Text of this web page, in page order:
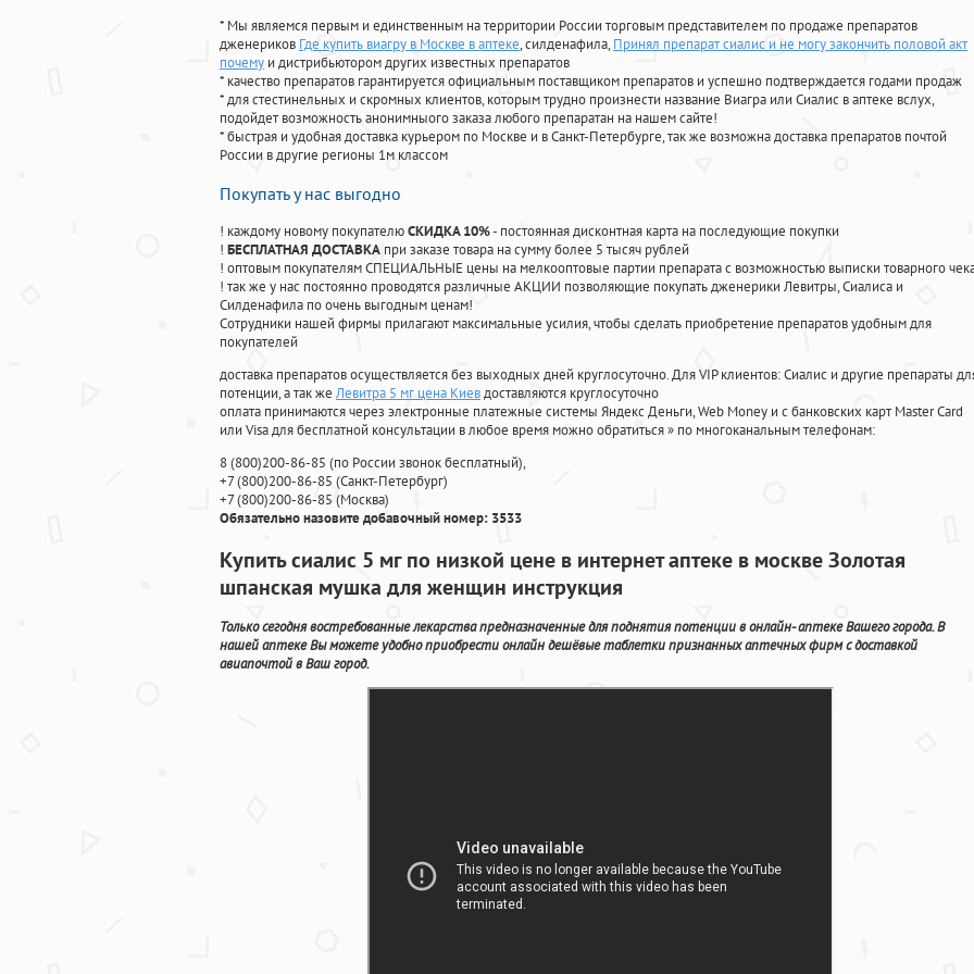
* Мы являемся первым и единственным на территории России торговым представителем по продаже препаратов
дженериков Где купить виагру в Москве в аптеке, силденафила, Принял препарат сиалис и не могу закончить половой акт
почему и дистрибьютором других известных препаратов
* качество препаратов гарантируется официальным поставщиком препаратов и успешно подтверждается годами продаж
* для стестинельных и скромных клиентов, которым трудно произнести название Виагра или Сиалис в аптеке вслух,
подойдет возможность анонимныого заказа любого препаратан на нашем сайте!
* быстрая и удобная доставка курьером по Москве и в Санкт-Петербурге, так же возможна доставка препаратов почтой
России в другие регионы 1м классом
Покупать у нас выгодно
! каждому новому покупателюСКИДКА 10%- постоянная дисконтная карта на последующие покупки
! БЕСПЛАТНАЯ ДОСТАВКА при заказе товара на сумму более 5 тысяч рублей
! оптовым покупателям СПЕЦИАЛЬНЫЕ цены на мелкооптовые партии препарата с возможностью выписки товарного
! так же у нас постоянно проводятся различные АКЦИИ позволяющие покупать дженерики Левитры, Сиалиса и
Силденафила по очень выгодным ценам!
Cотрудники нашей фирмы прилагают максимальные усилия, чтобы сделать приобретение препаратов удобным для
покупателей
доставка препаратов осуществляется без выходных дней круглосуточно. Для VIP клиентов: Сиалис и другие препараты
потенции, а так же Левитра 5 мг цена Киевдоставляются круглосуточно
оплата принимаются через электронные платежные системы Яндекс Деньги, Web Money и с банковских карт Master Card
или Visa для бесплатной консультации в любое время можно обратиться» по многоканальным телефонам:
8(800)200-86-85 (по России звонок бесплатный),
+7(800)200-86-85 (Санкт-Петербург)
+7(800)200-86-85 (Москва)
Обязательно назовите добавочный номер: 3533
Купить сиалис 5 мг по низкой цене в интернет аптеке в москве Золотая
шпанская мушка для женщин инструкция
Только сегодня востребованные лекарства предназначенные для поднятия потенции в онлайн- аптеке Вашего города. В
нашей аптеке Вы можете удобно приобрести онлайн дешёвые таблетки признанных аптечных фирм с доставкой
авиапочтой в Ваш город.